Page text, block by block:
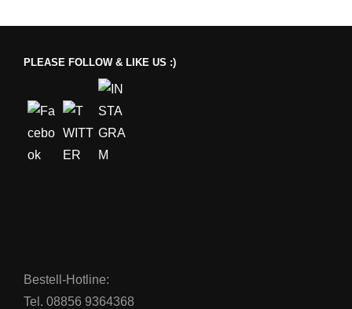
PLEASE FOLLOW & LIKE US :)
Bestell-Hotline:
Tel. 08856 9364368